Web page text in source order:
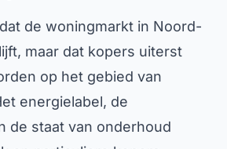
de woningmarkt in Noord-
maar dat kopers uiterst
op het gebied van
energielabel, de
de staat van onderhoud